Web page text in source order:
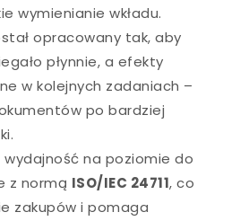
wymienianie wkładu.
opracowany tak, aby
płynnie, a efekty
w kolejnych zadaniach –
po bardziej
na poziomie do
z normą ISO/IEC 24711, co
zakupów i pomaga